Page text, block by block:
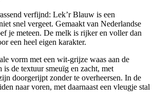
verfijnd: Lek’r Blauw is een
snel vergeet. Gemaakt van Nederlandse
je meteen. De melk is rijker en voller dan
een heel eigen karakter.
vorm met een wit-grijze waas aan de
is de textuur smeuïg en zacht, met
doorgerijpt zonder te overheersen. In de
naar voren, met daarnaast een vleugje stal